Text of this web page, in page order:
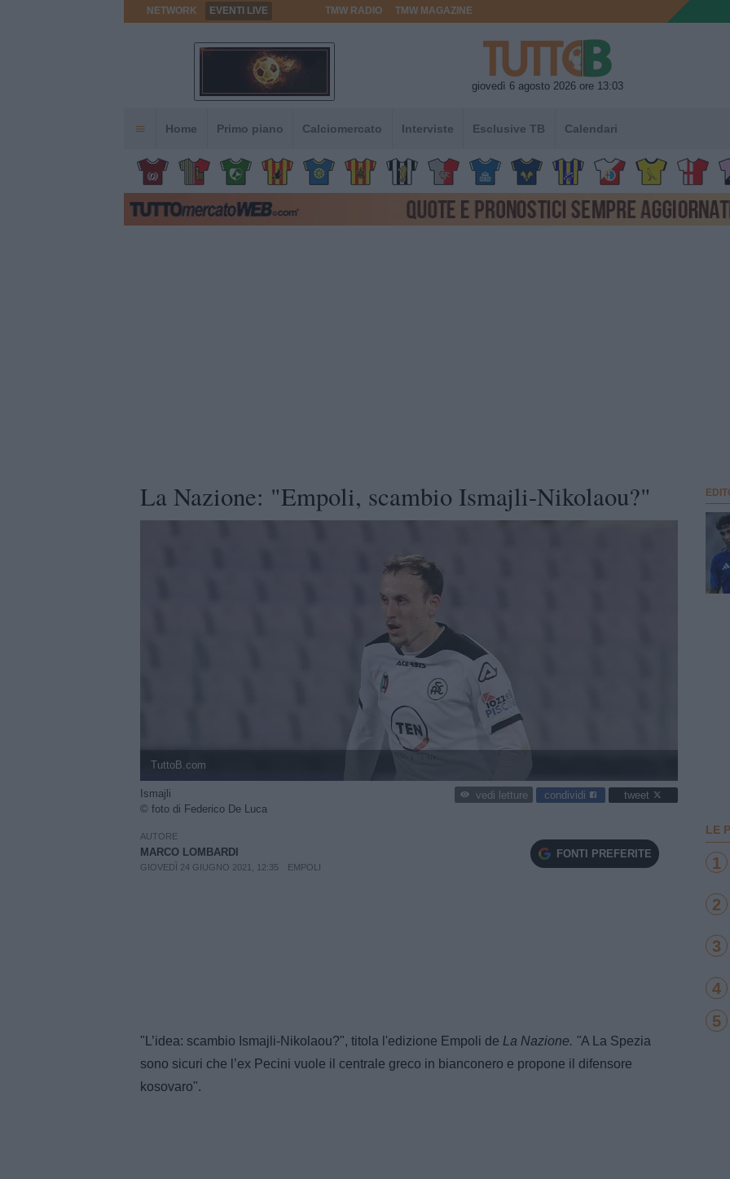
NETWORK EVENTI LIVE TMW RADIO TMW MAGAZINE
giovedì 6 agosto 2026 ore 13:03
Home Primo piano Calciomercato Interviste Esclusive TB Calendari
La Nazione: "Empoli, scambio Ismajli-Nikolaou?"
TuttoB.com
Ismajli
© foto di Federico De Luca
vedi letture condividi tweet
AUTORE
MARCO LOMBARDI
GIOVEDÌ 24 GIUGNO 2021, 12:35 EMPOLI
FONTI PREFERITE
"L’idea: scambio Ismajli-Nikolaou?", titola l'edizione Empoli de La Nazione. "A La Spezia
sono sicuri che l’ex Pecini vuole il centrale greco in bianconero e propone il difensore
kosovaro".
LE
1
2
3
4
5